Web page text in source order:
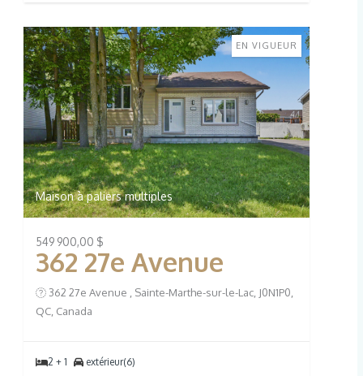
Maison à paliers multiples
EN VIGUEUR
549 900,00 $
362 27e Avenue
362 27e Avenue , Sainte-Marthe-sur-le-Lac, J0N1P0,
QC, Canada
2 + 1 extérieur(6)